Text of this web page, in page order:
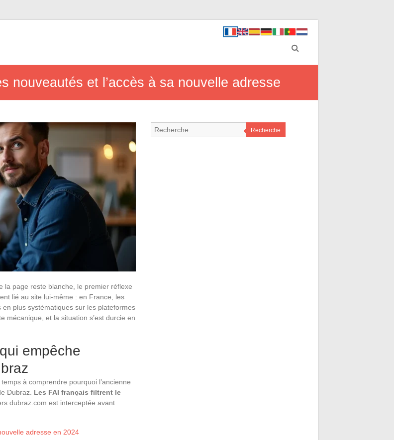
nouveautés et l’accès à sa nouvelle adresse
la page reste blanche, le premier réflexe
lié au site lui-même : en France, les
plus systématiques sur les plateformes
mécanique, et la situation s’est durcie en
empêche
à comprendre pourquoi l’ancienne
Dubraz. Les FAI français filtrent le
dubraz.com est interceptée avant
adresse en 2024
Recherche